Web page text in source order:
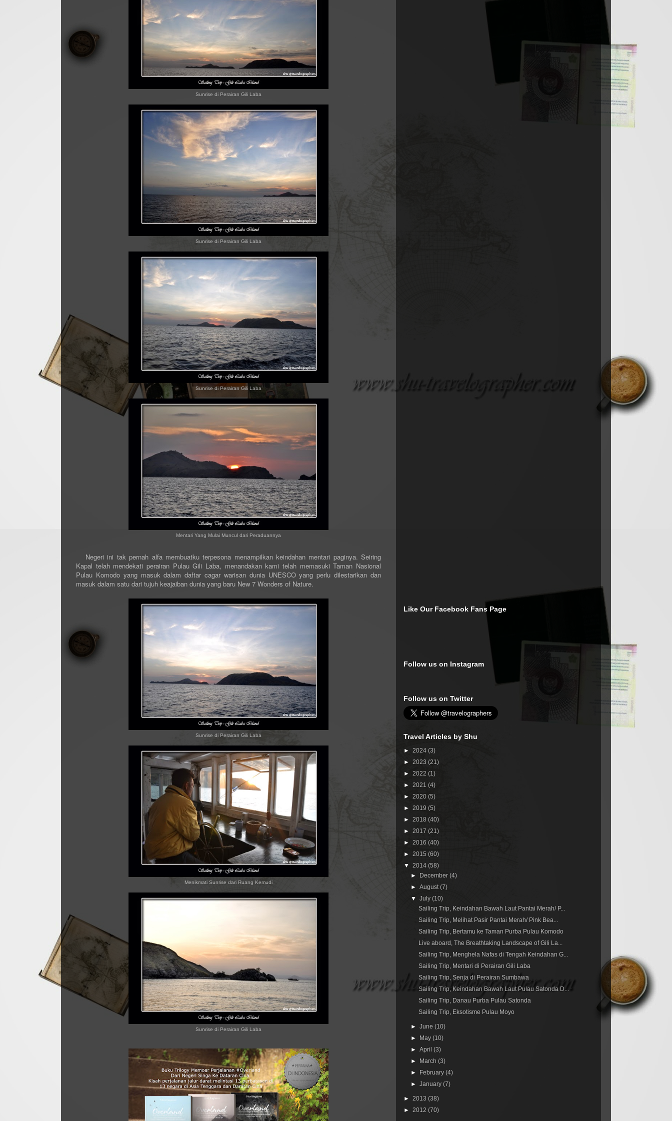
Sunrise di Perairan Gili Laba
Sunrise di Perairan Gili Laba
Sunrise di Perairan Gili Laba
Mentari Yang Mulai Muncul dari Peraduannya
Negeri ini tak pernah alfa membuatku terpesona menampilkan keindahan mentari paginya. Seiring
Kapal telah mendekati perairan Pulau Gili Laba, menandakan kami telah memasuki Taman Nasional
Pulau Komodo yang masuk dalam daftar cagar warisan dunia UNESCO yang perlu dilestarikan dan
masuk dalam satu dari tujuh keajaiban dunia yang baru New 7 Wonders of Nature.
Sunrise di Perairan Gili Laba
Menikmati Sunrise dari Ruang Kemudi
Sunrise di Perairan Gili Laba
Like Our Facebook Fans Page
Follow us on Instagram
Follow us on Twitter
Travel Articles by Shu
► 2024 (3)
► 2023 (21)
► 2022 (1)
► 2021 (4)
► 2020 (5)
► 2019 (5)
► 2018 (40)
► 2017 (21)
► 2016 (40)
► 2015 (60)
▼ 2014 (58)
►
December(4)
►August(7)
▼July(10)
Sailing Trip, Keindahan Bawah Laut Pantai Merah/ P...
Sailing Trip, Melihat Pasir Pantai Merah/ Pink Bea...
Sailing Trip, Bertamu ke Taman Purba Pulau Komodo
Live aboard, The Breathtaking Landscape of Gili La...
Sailing Trip, Menghela Nafas di Tengah Keindahan G...
Sailing Trip, Mentari di Perairan Gili Laba
Sailing Trip, Senja di Perairan Sumbawa
Sailing Trip, Keindahan Bawah Laut Pulau Satonda D...
Sailing Trip, Danau Purba Pulau Satonda
Sailing Trip, Eksotisme Pulau Moyo
►June(10)
►
May(10)
►April(3)
►
March(3)
►
February(4)
►January(7)
► 2013 (38)
► 2012 (70)